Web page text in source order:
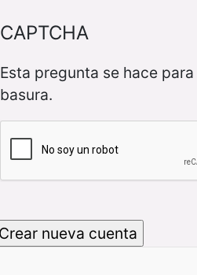
CAPTCHA
Esta pregunta se hace
basura.